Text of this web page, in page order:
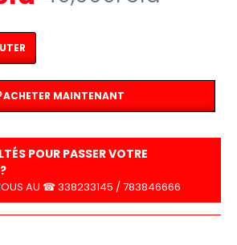
ACHETER MAINTENANT
POUR PASSER VOTRE
AU ☎ 338233145 / 783846666